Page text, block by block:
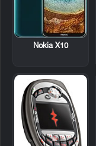
Nokia X10